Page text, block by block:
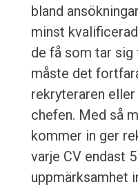
bland
minst
de få som tar
måste det
rekryteraren
chefen. Med så
kommer in ger
varje CV endast
uppmärksamhet